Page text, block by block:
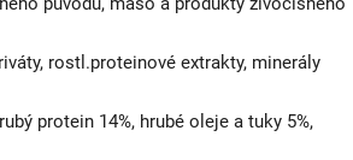
rostl.proteinové extrakty, minerály
protein 14%, hrubé oleje a tuky 5%,